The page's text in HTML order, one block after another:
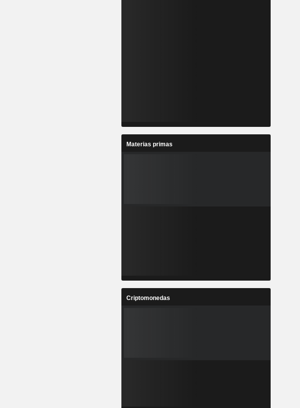
Materias primas
Criptomonedas